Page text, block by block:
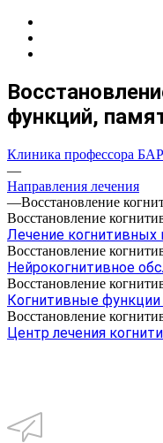
функций,
Клиника профессора
—
Направления лечения
—Восстановление
Восстановление
Лечение когнитивных
Восстановление
Нейрокогнитивное
Восстановление
Когнитивные
Восстановление
Центр лечения